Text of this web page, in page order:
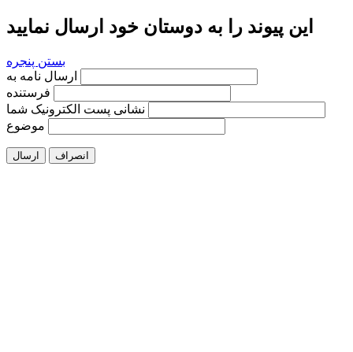
این پیوند را به دوستان خود ارسال نمایید
بستن پنجره
فرستنده
نشانی پست الکترونیک شما
موضوع
ارسال انصراف